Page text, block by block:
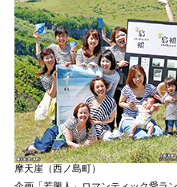
摩天崖（西ノ島町）